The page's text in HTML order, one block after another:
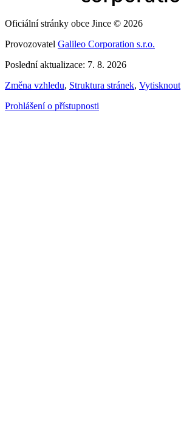
Oficiální stránky obce Jince © 2026
Provozovatel Galileo Corporation s.r.o.
Poslední aktualizace: 7. 8. 2026
Změna vzhledu, Struktura stránek, Vytisknout
Prohlášení o přístupnosti